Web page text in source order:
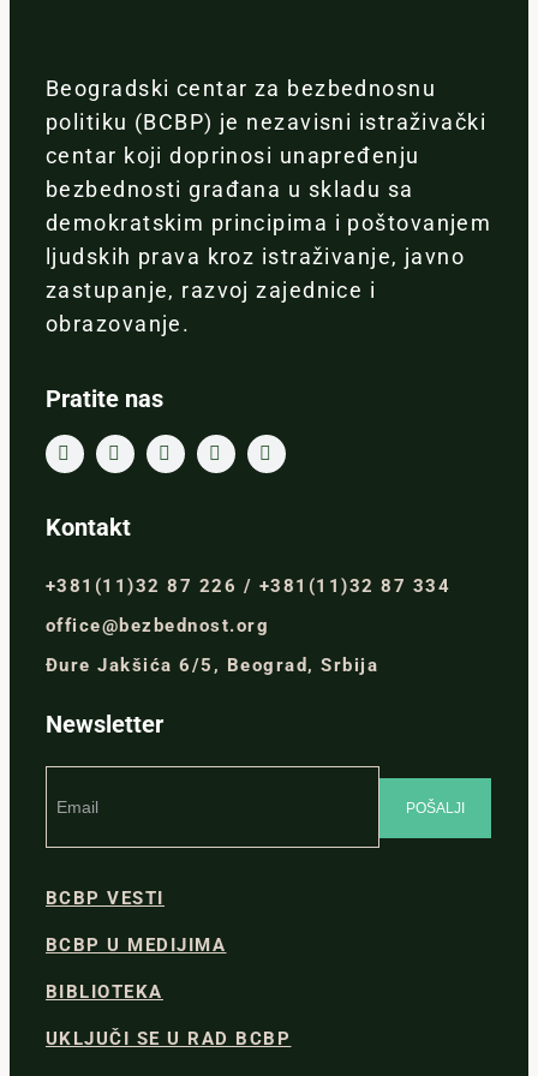
Beogradski centar za bezbednosnu
politiku (BCBP) je nezavisni istraživački
centar koji doprinosi unapređenju
bezbednosti građana u skladu sa
demokratskim principima i poštovanjem
ljudskih prava kroz istraživanje, javno
zastupanje, razvoj zajednice i
obrazovanje.
Pratite nas
Kontakt
+381(11)32 87 226 / +381(11)32 87 334
office@bezbednost.org
Đure Jakšića 6/5, Beograd, Srbija
Newsletter
BCBP VESTI
BCBP U MEDIJIMA
BIBLIOTEKA
UKLJUČI SE U RAD BCBP